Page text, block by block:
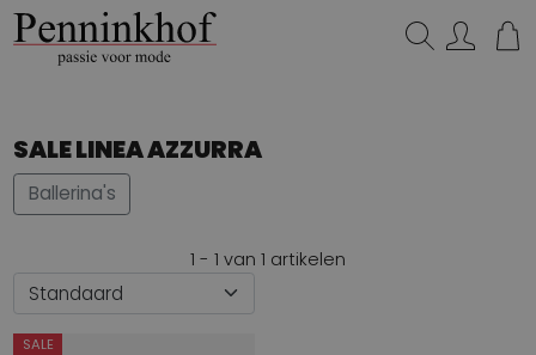
SALE LINEA AZZURRA
Ballerina's
1 - 1 van 1 artikelen
SALE